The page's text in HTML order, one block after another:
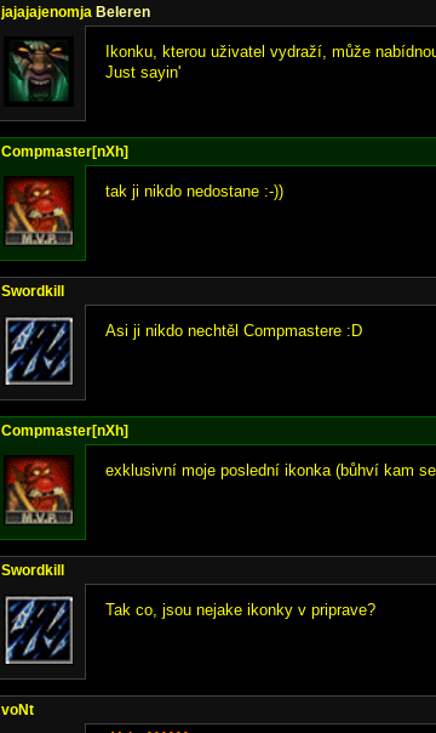
jajajajenomja Beleren
Ikonku, kterou uživatel vydraží, může
Just sayin'
Compmaster[nXh]
tak ji nikdo nedostane :-))
Swordkill
Asi ji nikdo nechtěl Compmastere :D
Compmaster[nXh]
exklusivní moje poslední ikonka (bůhví kam
Swordkill
Tak co, jsou nejake ikonky v priprave?
voNt